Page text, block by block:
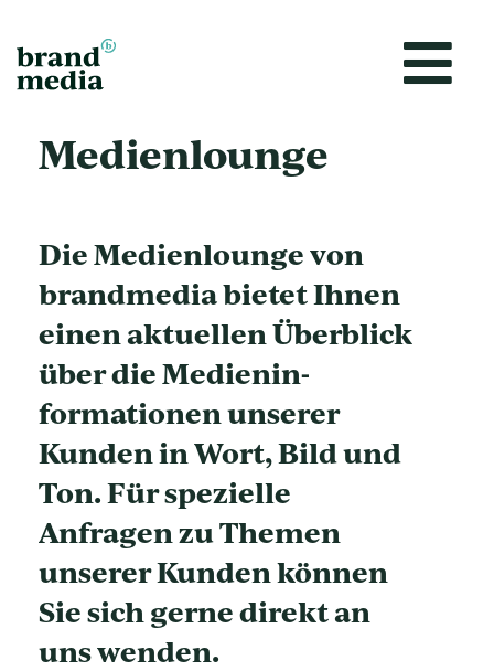
Inhalt
springen
Medien­lounge
Die Medienlounge von
brandmedia bietet Ihnen
einen aktuellen Überblick
über die Medienin­
formationen unserer
Kunden in Wort, Bild und
Ton. Für spezielle
Anfragen zu Themen
unserer Kunden können
Sie sich gerne direkt an
uns wenden.